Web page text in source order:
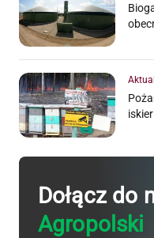
Dołącz do
Agropolski